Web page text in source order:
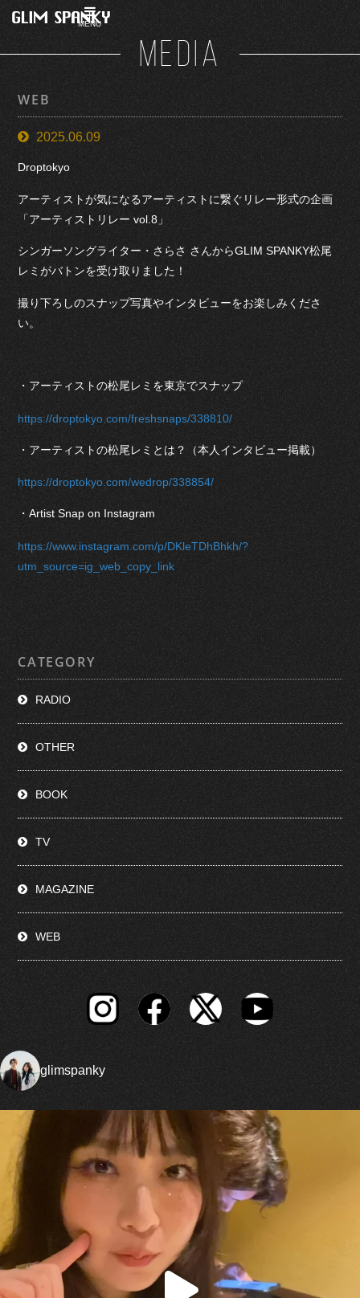
MENU
MEDIA
WEB
2025.06.09
Droptokyo
アーティストが気になるアーティストに繋ぐリレー形式の企画
「アーティストリレー vol.8」
シンガーソングライター・さらさ さんからGLIM SPANKY松尾
レミがバトンを受け取りました！
撮り下ろしのスナップ写真やインタビューをお楽しみくださ
い。
・アーティストの松尾レミを東京でスナップ
https://droptokyo.com/freshsnaps/338810/
・アーティストの松尾レミとは？（本人インタビュー掲載）
https://droptokyo.com/wedrop/338854/
・Artist Snap on Instagram
https://www.instagram.com/p/DKleTDhBhkh/?
utm_source=ig_web_copy_link
CATEGORY
RADIO
OTHER
BOOK
TV
MAGAZINE
WEB
glimspanky